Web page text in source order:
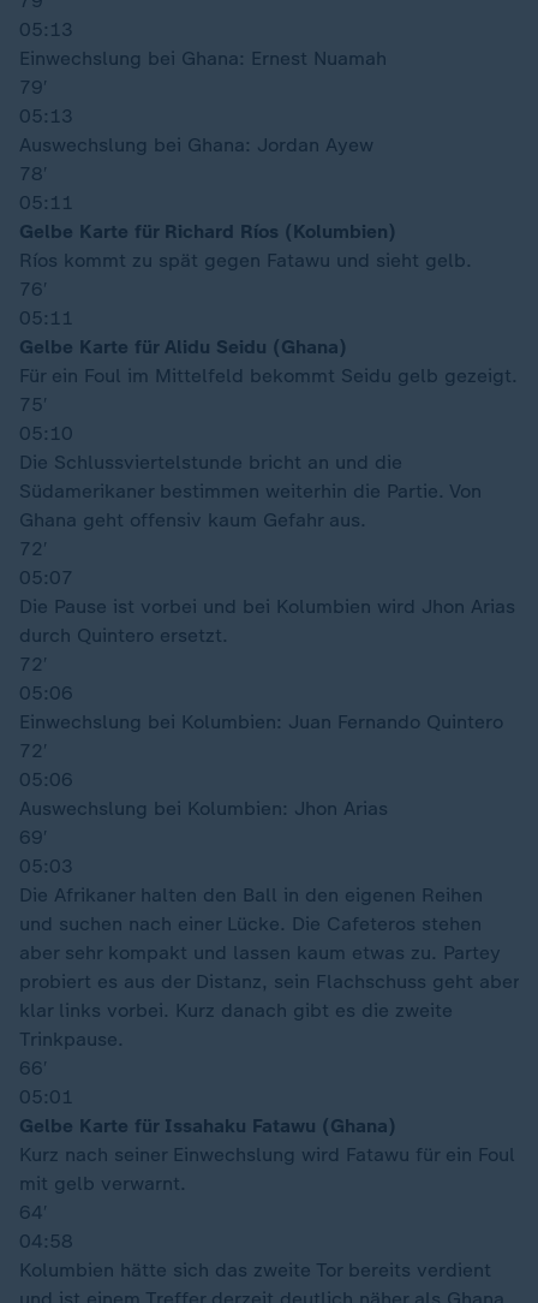
05:13
Einwechslung bei Ghana: Ernest Nuamah
79′
05:13
Auswechslung bei Ghana: Jordan Ayew
78′
05:11
Gelbe Karte für Richard Ríos (Kolumbien)
Ríos kommt zu spät gegen Fatawu und sieht gelb.
76′
05:11
Gelbe Karte für Alidu Seidu (Ghana)
Für ein Foul im Mittelfeld bekommt Seidu gelb gezeigt.
75′
05:10
Die Schlussviertelstunde bricht an und die
Südamerikaner bestimmen weiterhin die Partie. Von
Ghana geht offensiv kaum Gefahr aus.
72′
05:07
Die Pause ist vorbei und bei Kolumbien wird Jhon Arias
durch Quintero ersetzt.
72′
05:06
Einwechslung bei Kolumbien: Juan Fernando Quintero
72′
05:06
Auswechslung bei Kolumbien: Jhon Arias
69′
05:03
Die Afrikaner halten den Ball in den eigenen Reihen
und suchen nach einer Lücke. Die Cafeteros stehen
aber sehr kompakt und lassen kaum etwas zu. Partey
probiert es aus der Distanz, sein Flachschuss geht aber
klar links vorbei. Kurz danach gibt es die zweite
Trinkpause.
66′
05:01
Gelbe Karte für Issahaku Fatawu (Ghana)
Kurz nach seiner Einwechslung wird Fatawu für ein Foul
mit gelb verwarnt.
64′
04:58
Kolumbien hätte sich das zweite Tor bereits verdient